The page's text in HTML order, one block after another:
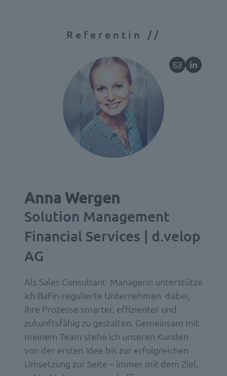
Referentin //
Anna Wergen
Solution Management
Financial Services | d.velop
AG
Als Sales Consultant Managerin unterstütze
ich BaFin-regulierte Unternehmen dabei,
ihre Prozesse smarter, effizienter und
zukunftsfähig zu gestalten. Gemeinsam mit
meinem Team stehe ich unseren Kunden
von der ersten Idee bis zur erfolgreichen
Umsetzung zur Seite – immer mit dem Ziel,